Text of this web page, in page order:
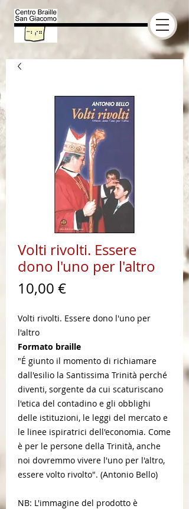
Volti rivolti. Essere
dono l'uno per l'altro
10,00 €Prezzo
Volti rivolti. Essere dono l'uno per
l'altro
Formato braille
"É giunto il momento di richiamare
dall'esilio la Santissima Trinità perché
diventi, sorgente da cui scaturiscano
l'etica del contadino e gli obblighi
delle istituzioni, le leggi del mercato e
le linee ispiratrici dell'economia. Come
è per le persone della Trinità, anche
noi dovremmo vivere l'uno per l'altro,
essere volto rivolto". (Antonio Bello)
NB: L'immagine del prodotto è